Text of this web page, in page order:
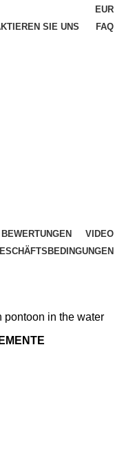
EUR
SIE UNS FAQ
BEWERTUNGEN
VIDEO